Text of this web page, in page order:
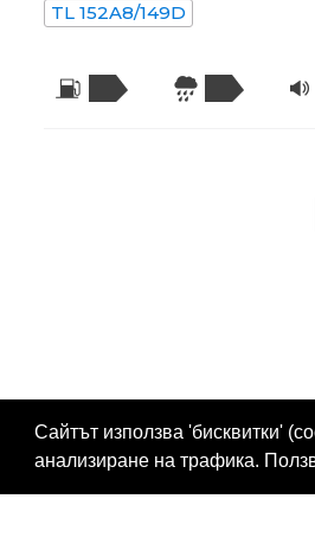
Сайтът използва 'бисквитки'
анализиране на трафика.
TL 152A8/149D